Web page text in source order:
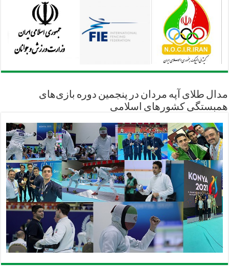
مدال طلای آپه مردان در پنجمین دوره بازی‌های
همبستگی کشورهای اسلامی